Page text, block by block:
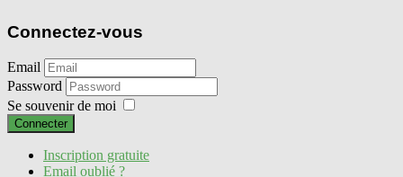
Connectez-vous
Email
Password
Se souvenir de moi
Connecter
Inscription gratuite
Email oublié ?